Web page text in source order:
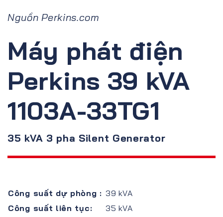
Nguồn Perkins.com
Máy phát điện
Perkins 39 kVA
1103A-33TG1
35 kVA 3 pha Silent Generator
Công suất dự phòng : 39 kVA
Công suất liên tục:
35 kVA